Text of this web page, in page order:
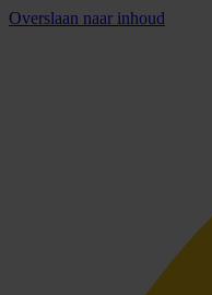
Overslaan naar inhoud